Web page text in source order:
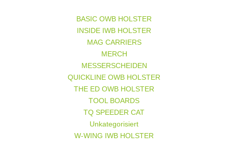
BASIC OWB HOLSTER
INSIDE IWB HOLSTER
MAG CARRIERS
MERCH
MESSERSCHEIDEN
QUICKLINE OWB HOLSTER
THE ED OWB HOLSTER
TOOL BOARDS
TQ SPEEDER CAT
Unkategorisiert
W-WING IWB HOLSTER